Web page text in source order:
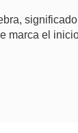
marca el